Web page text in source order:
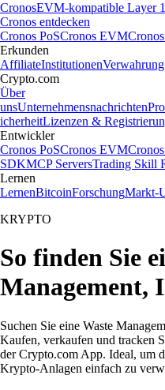
CronosEVM-kompatible Layer 1
Cronos entdecken
Cronos PoSCronos EVM
Erkunden
AffiliateInstitutionenVerwahrung
Crypto.com
Über
unsUnternehmensnachrichten
icherheitLizenzen &
Entwickler
Cronos PoSCronos EVM
SDKMCP ServersTrading Skill
Lernen
LernenBitcoinForschungMarkt-
KRYPTO
So finden Sie
Management,
Suchen Sie eine Waste
Kaufen, verkaufen und tracken
der Crypto.com App. Ideal, um
Krypto-Anlagen einfach zu